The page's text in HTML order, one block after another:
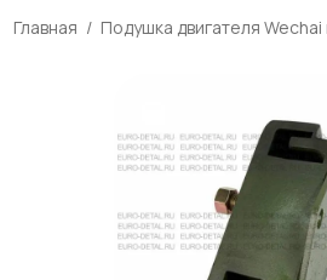
Главная Подушка двигателя